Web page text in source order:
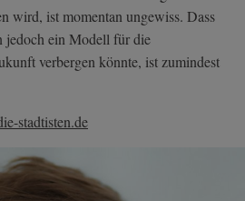
wird, ist momentan ungewiss. Dass
jedoch ein Modell für die
verbergen könnte, ist zumindest
stadtisten.de